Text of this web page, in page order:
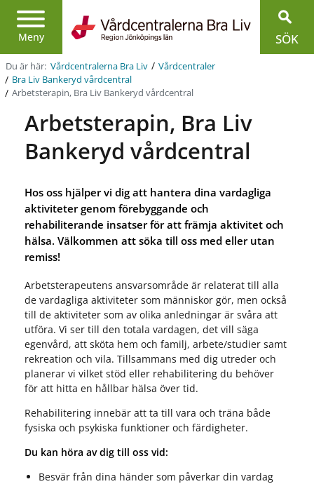
Meny
Region
Jönköpings
län
SÖK
Du är här: Vårdcentralerna Bra Liv / Vårdcentraler
/ Bra Liv Bankeryd vårdcentral
/ Arbetsterapin, Bra Liv Bankeryd vårdcentral
Arbetsterapin, Bra Liv
Bankeryd vårdcentral
Hos oss hjälper vi dig att hantera dina vardagliga
aktiviteter genom förebyggande och
rehabiliterande insatser för att främja aktivitet och
hälsa. Välkommen att söka till oss med eller utan
remiss!
Arbetsterapeutens ansvarsområde är relaterat till alla
de vardagliga aktiviteter som människor gör, men också
till de aktiviteter som av olika anledningar är svåra att
utföra. Vi ser till den totala vardagen, det vill säga
egenvård, att sköta hem och familj, arbete/studier samt
rekreation och vila. Tillsammans med dig utreder och
planerar vi vilket stöd eller rehabilitering du behöver
för att hitta en hållbar hälsa över tid.
Rehabilitering innebär att ta till vara och träna både
fysiska och psykiska funktioner och färdigheter.
Du kan höra av dig till oss vid:
Besvär från dina händer som påverkar din vardag